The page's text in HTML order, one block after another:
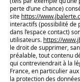
perte d’une chance)
site https://
interactifs (possibilité de
dans l’espace contact)
utilisateurs. https://
le droit de supprimer,
préalable, tout contenu
qui contreviendrait à la
France, en particulier
la protection des